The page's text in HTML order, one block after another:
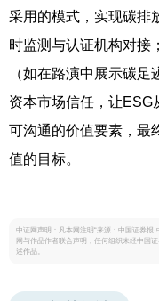
采用的模式，实现碳排
时监测与认证机构对接
（如在路演中展示碳
资本市场信任，让ESG
可沟通的价值要素，最
值的目标。
中证网声明：凡本网注明“来源：中国证券报
网与作品作者联合声明，任何组织未经中国
述作品。